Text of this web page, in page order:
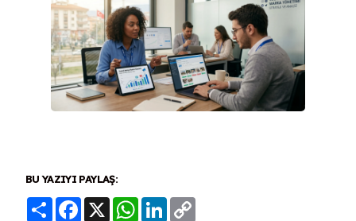
BU YAZIYI PAYLAŞ:
Share Facebook
X WhatsApp
LinkedIn